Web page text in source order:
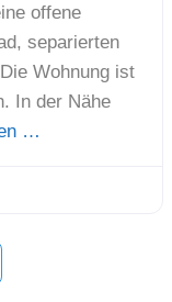
offene
separierten
Wohnung ist
In der Nähe
…